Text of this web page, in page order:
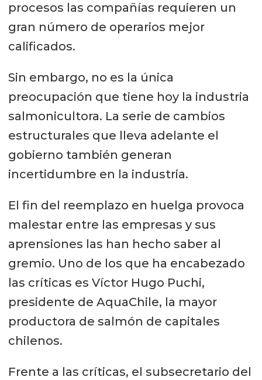
procesos las compañías requieren un
gran número de operarios mejor
calificados.
Sin embargo, no es la única
preocupación que tiene hoy la industria
salmonicultora. La serie de cambios
estructurales que lleva adelante el
gobierno también generan
incertidumbre en la industria.
El fin del reemplazo en huelga provoca
malestar entre las empresas y sus
aprensiones las han hecho saber al
gremio. Uno de los que ha encabezado
las críticas es Víctor Hugo Puchi,
presidente de AquaChile, la mayor
productora de salmón de capitales
chilenos.
Frente a las críticas, el subsecretario del